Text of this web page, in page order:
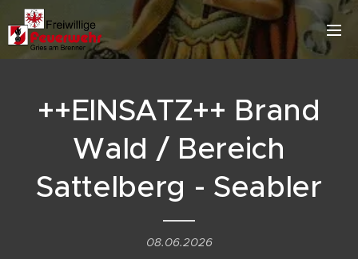
++EINSATZ++ Brand
Wald / Bereich
Sattelberg - Seabler
08.06.2026